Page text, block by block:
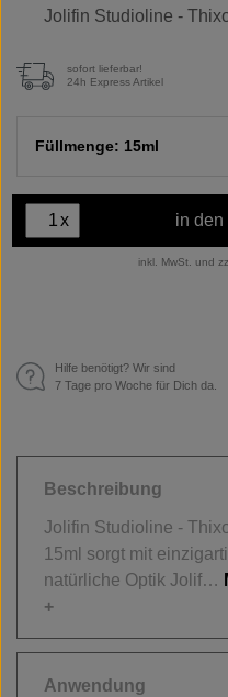
Jolifin Studioline -
sofort lieferbar!
24h Express Artikel
Füllmenge: 15ml
x in den
inkl. MwSt. und
Hilfe benötigt? Wir sind
7 Tage pro Woche für Dich da.
Beschreibung
Jolifin Studioline -
15ml sorgt mit
natürliche Optik Jolif…
Anwendung